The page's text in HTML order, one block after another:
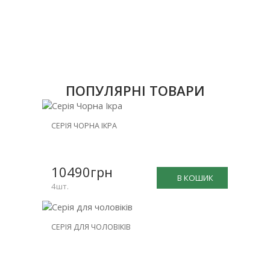
ПОПУЛЯРНІ ТОВАРИ
НОВИНКА
-25%
СЕРІЯ ЧОРНА ІКРА
В КОШИК
10490грн
4шт.
НОВИНКА
СЕРІЯ ДЛЯ ЧОЛОВІКІВ